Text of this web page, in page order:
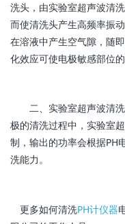
洗头，由实验室超声波清
而使清洗头产生高频率振
在溶液中产生空气隙，随
化效应可使电极敏感部位
二、实验室超声波清洗
极的清洗过程中，实验室
制，输出的功率会根据PH
洗能力。
更多如何清洗PH计仪器